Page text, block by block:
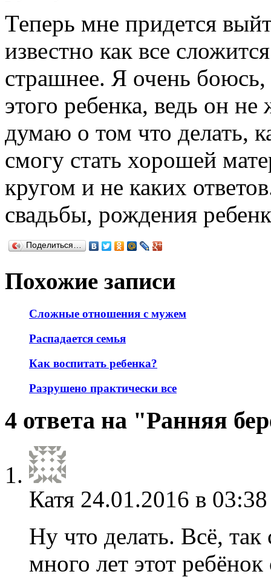
Теперь мне придется
известно как все
страшнее. Я очень
этого ребенка, ведь он
думаю о том что делать,
смогу стать хорошей
кругом и не каких
свадьбы, рождения
Поделиться…
Похожие записи
Сложные отношения с мужем
Распадается семья
Как воспитать ребенка?
Разрушено практически все
4 ответа на "Ранняя
Катя 24.01.2016 в
Ну что делать. Всё,
много лет этот